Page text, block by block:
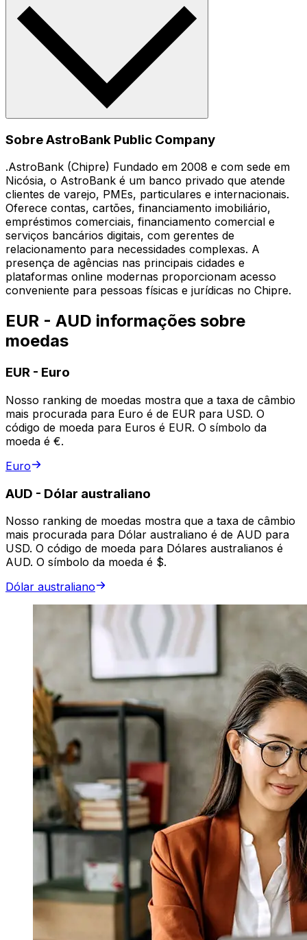
Sobre AstroBank Public Company
.AstroBank (Chipre) Fundado em 2008 e com sede em
Nicósia, o AstroBank é um banco privado que atende
clientes de varejo, PMEs, particulares e internacionais.
Oferece contas, cartões, financiamento imobiliário,
empréstimos comerciais, financiamento comercial e
serviços bancários digitais, com gerentes de
relacionamento para necessidades complexas. A
presença de agências nas principais cidades e
plataformas online modernas proporcionam acesso
conveniente para pessoas físicas e jurídicas no Chipre.
EUR - AUD informações sobre
moedas
EUR - Euro
Nosso ranking de moedas mostra que a taxa de câmbio
mais procurada para Euro é de EUR para USD. O
código de moeda para Euros é EUR. O símbolo da
moeda é €.
Euro
AUD - Dólar australiano
Nosso ranking de moedas mostra que a taxa de câmbio
mais procurada para Dólar australiano é de AUD para
USD. O código de moeda para Dólares australianos é
AUD. O símbolo da moeda é $.
Dólar australiano